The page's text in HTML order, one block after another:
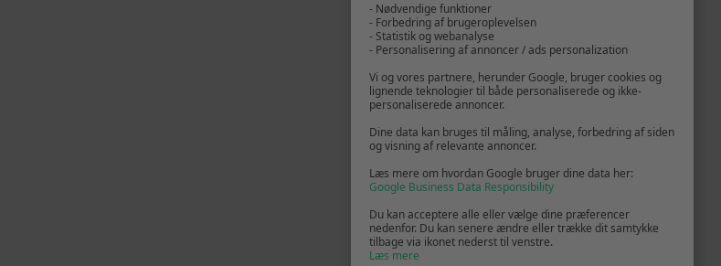
- Nødvendige funktioner
- Forbedring af brugeroplevelsen
- Statistik og webanalyse
- Personalisering af annoncer / ads personalization
Vi og vores partnere, herunder Google, bruger cookies og
lignende teknologier til både personaliserede og ikke-
personaliserede annoncer.
Dine data kan bruges til måling, analyse, forbedring af siden
og visning af relevante annoncer.
Læs mere om hvordan Google bruger dine data her:
Google Business Data Responsibility
Du kan acceptere alle eller vælge dine præferencer
nedenfor. Du kan senere ændre eller trække dit samtykke
tilbage via ikonet nederst til venstre.
Læs mere